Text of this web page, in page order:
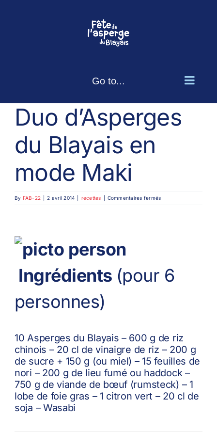
Go to...
Duo d’Asperges
du Blayais en
mode Maki
By FAB-22 2 avril 2014 recettes Commentaires ferméssur
Ingrédients (pour 6
personnes)
10 Asperges du Blayais – 600 g de riz
chinois – 20 cl de vinaigre de riz – 200 g
de sucre + 150 g (ou miel) – 15 feuilles de
nori – 200 g de lieu fumé ou haddock –
750 g de viande de bœuf (rumsteck) – 1
lobe de foie gras – 1 citron vert – 20 cl de
soja – Wasabi